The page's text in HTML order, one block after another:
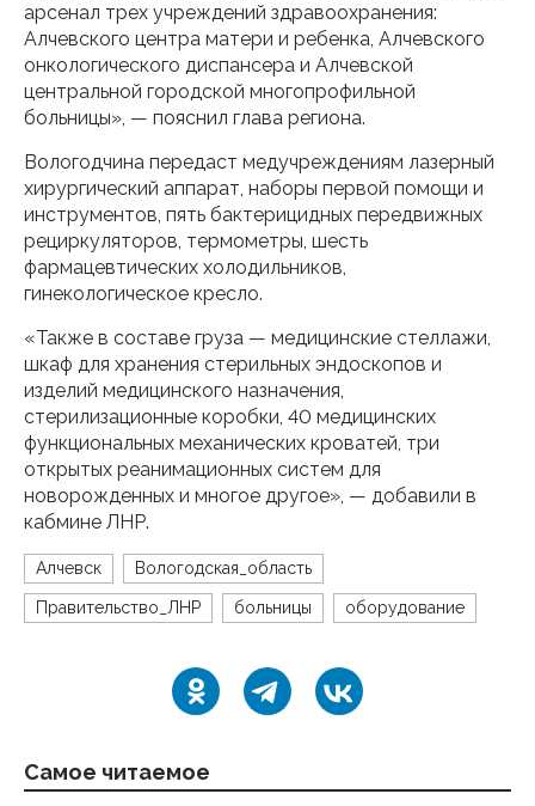
арсенал трех учреждений здравоохранения:
Алчевского центра матери и ребенка, Алчевского
онкологического диспансера и Алчевской
центральной городской многопрофильной
больницы», — пояснил глава региона.
Вологодчина передаст медучреждениям лазерный
хирургический аппарат, наборы первой помощи и
инструментов, пять бактерицидных передвижных
рециркуляторов, термометры, шесть
фармацевтических холодильников,
гинекологическое кресло.
«Также в составе груза — медицинские стеллажи,
шкаф для хранения стерильных эндоскопов и
изделий медицинского назначения,
стерилизационные коробки, 40 медицинских
функциональных механических кроватей, три
открытых реанимационных систем для
новорожденных и многое другое», — добавили в
кабмине ЛНР.
Алчевск Вологодская_область
Правительство_ЛНР больницы оборудование
Самое читаемое